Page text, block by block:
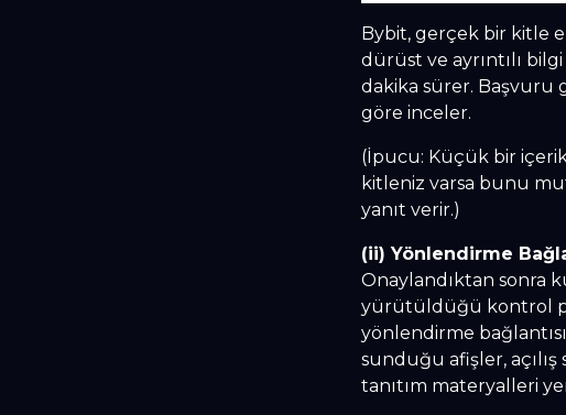
Bybit, gerçek bir kitle
dürüst ve ayrıntılı
dakika sürer. Başvuru
göre inceler.
(İpucu: Küçük bir
kitleniz varsa bunu
yanıt verir.)
(ii) Yönlendirme
Onaylandıktan sonra
yürütüldüğü kontrol
yönlendirme
sunduğu afişler, açılış
tanıtım materyalleri